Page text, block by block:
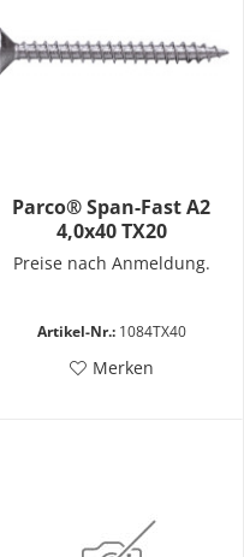
Parco® Span-Fast A2
4,0x40 TX20
Preise nach Anmeldung.
Artikel-Nr.:1084TX40
Merken